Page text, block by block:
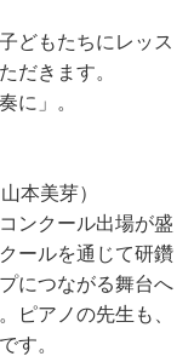
どもたちにレッス
だきます。
に」。
本美芽）
ンクール出場が盛
ールを通じて研鑽
につながる舞台へ
ピアノの先生も、
す。